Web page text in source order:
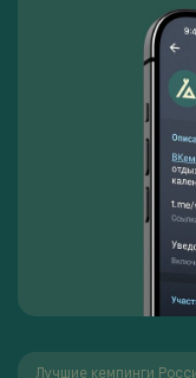
Лучшие кемпинги